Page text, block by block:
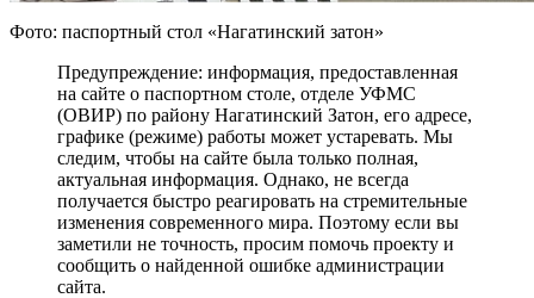
Фото: паспортный стол «Нагатинский затон»
Предупреждение: информация, предоставленная
на сайте о паспортном столе, отделе УФМС
(ОВИР) по району Нагатинский Затон, его адресе,
графике (режиме) работы может устаревать. Мы
следим, чтобы на сайте была только полная,
актуальная информация. Однако, не всегда
получается быстро реагировать на стремительные
изменения современного мира. Поэтому если вы
заметили не точность, просим помочь проекту и
сообщить о найденной ошибке администрации
сайта.